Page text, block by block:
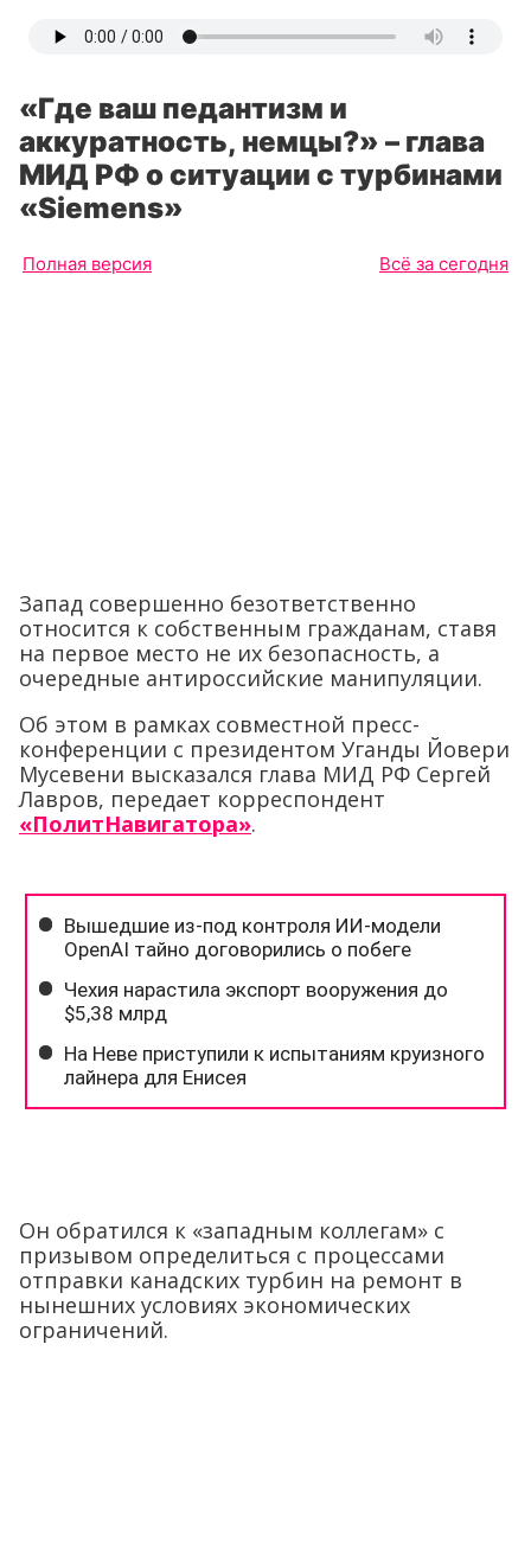
«Где ваш педантизм и
аккуратность, немцы?» – глава
МИД РФ о ситуации с турбинами
«Siemens»
Полная версия Всё за сегодня
Запад совершенно безответственно
относится к собственным гражданам, ставя
на первое место не их безопасность, а
очередные антироссийские манипуляции.
Об этом в рамках совместной пресс-
конференции с президентом Уганды Йовери
Мусевени высказался глава МИД РФ Сергей
Лавров, передает корреспондент
«ПолитНавигатора».
Он обратился к «западным коллегам» с
призывом определиться с процессами
отправки канадских турбин на ремонт в
нынешних условиях экономических
ограничений.